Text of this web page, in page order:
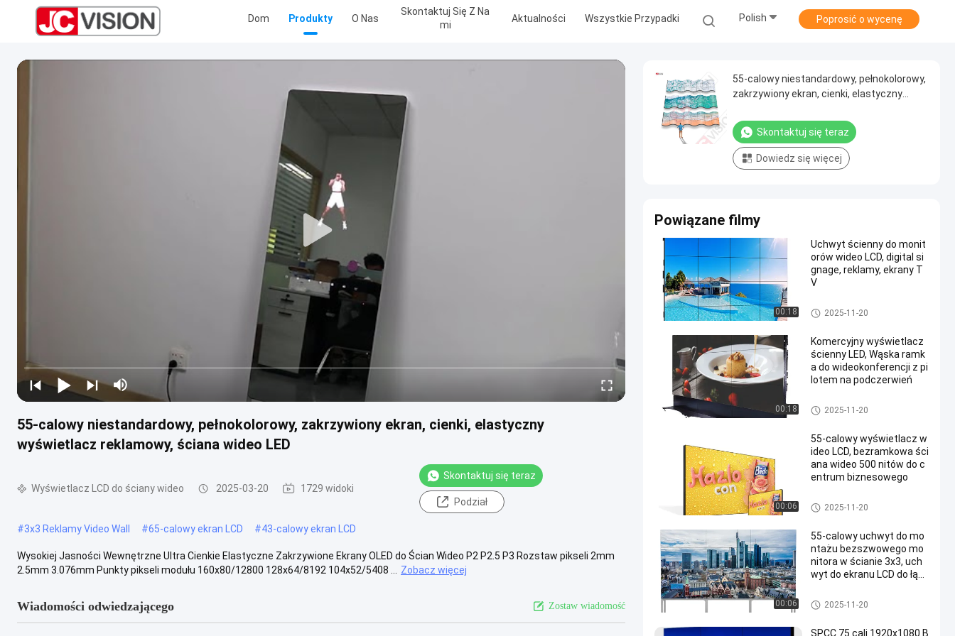
Dom Produkty O Nas
Skontaktuj Się Z Na
Mi
Aktualności Wszystkie Przypadki Polish Poprosić o wycenę
55-calowy niestandardowy, pełnokolorowy, zakrzywiony ekran, cienki, elastyczny
wyświetlacz reklamowy, ściana wideo LED
Wyświetlacz LCD do ściany wideo 2025-03-20 1729 widoki
Skontaktuj się teraz
Podział
#3x3 Reklamy Video Wall #65-calowy ekran LCD #43-calowy ekran LCD
Wysokiej Jasności Wewnętrzne Ultra Cienkie Elastyczne Zakrzywione Ekrany OLED do Ścian Wideo P2 P2.5 P3 Rozstaw pikseli 2mm
2.5mm 3.076mm Punkty pikseli modułu 160x80/12800 128x64/8192 104x52/5408 ...
Zobacz więcej
Wiadomości odwiedzającego Zostaw wiadomość
55-calowy niestandardowy, pełnokolorowy,
zakrzywiony ekran, cienki, elastyczny
Skontaktuj się teraz
Dowiedz się więcej
Powiązane filmy
00:18
Uchwyt ścienny do monit
orów wideo LCD, digital si
gnage, reklamy, ekrany T
V
Wyświetlacz LCD do ściany wi
deo
2025-11-20
00:18
Komercyjny wyświetlacz
ścienny LED, Wąska ramk
a do wideokonferencji z pi
lotem na podczerwień
Wyświetlacz LCD do ściany wi
deo
2025-11-20
00:06
55-calowy wyświetlacz w
ideo LCD, bezramkowa ści
ana wideo 500 nitów do c
entrum biznesowego
Wyświetlacz LCD do ściany wi
deo
2025-11-20
00:06
55-calowy uchwyt do mo
ntażu bezszwowego mo
nitora w ścianie 3x3, uch
wyt do ekranu LCD do łąc
Wyświetlacz LCD do ściany wi
deo
2025-11-20
SPCC 75 cali 1920x1080 B